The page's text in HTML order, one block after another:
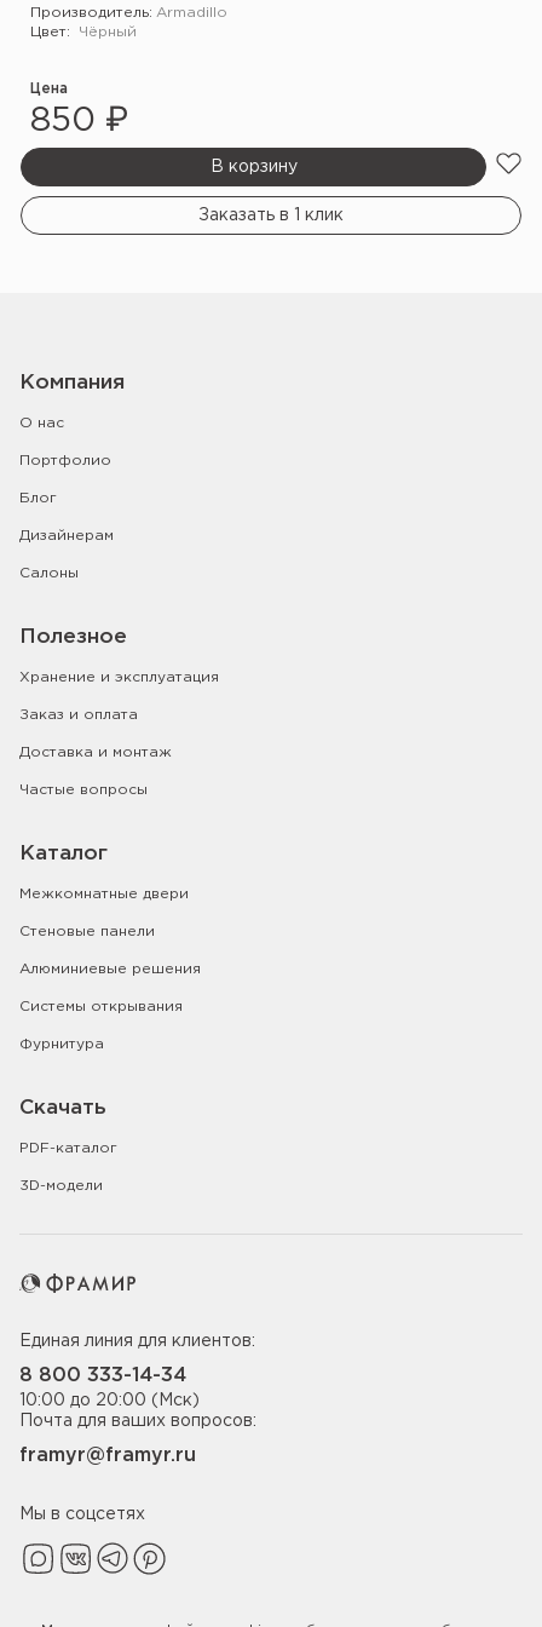
Производитель: Armadillo
Цвет:
Чёрный
Цена
850 ₽
В корзину
Заказать в 1 клик
Компания
О нас
Портфолио
Блог
Дизайнерам
Салоны
Полезное
Хранение и эксплуатация
Заказ и оплата
Доставка и монтаж
Частые вопросы
Каталог
Межкомнатные двери
Стеновые панели
Алюминиевые решения
Системы открывания
Фурнитура
Скачать
PDF-каталог
3D-модели
Единая линия для клиентов:
8 800 333-14-34
10:00 до 20:00 (Мск)
Почта для ваших вопросов:
framyr@framyr.ru
Мы в соцсетях